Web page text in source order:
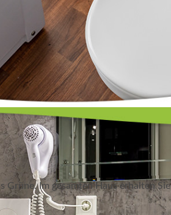
Im gesamten Haus erhalten Sie